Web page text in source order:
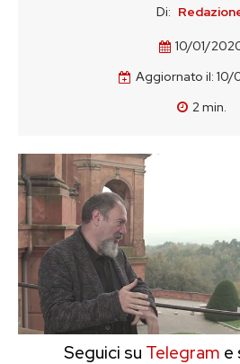
Di:
10/01/
Aggiornato il: 10/
2min.
Seguici su Telegram e